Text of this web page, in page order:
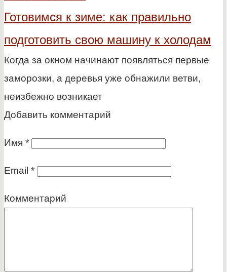
Готовимся к зиме: как правильно
подготовить свою машину к холодам
Когда за окном начинают появляться первые
заморозки, а деревья уже обнажили ветви,
неизбежно возникает
Добавить комментарий
Имя *
Email *
Комментарий